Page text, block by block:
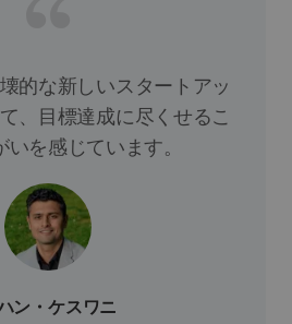
的な新しいスタートアッ
、目標達成に尽くせるこ
いを感じています。
ン・ケスワニ